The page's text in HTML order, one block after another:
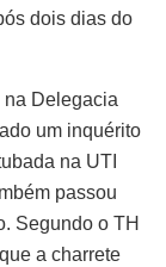
dois dias do
na Delegacia
um inquérito
na UTI
passou
Segundo o TH
a charrete